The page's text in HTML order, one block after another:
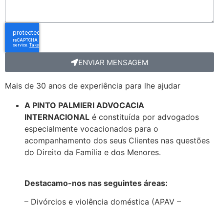
ENVIAR MENSAGEM
Mais de 30 anos de experiência para lhe ajudar
A PINTO PALMIERI ADVOCACIA
INTERNACIONAL é constituída por advogados
especialmente vocacionados para o
acompanhamento dos seus Clientes nas questões
do Direito da Família e dos Menores.
Destacamo-nos nas seguintes áreas:
– Divórcios e violência doméstica (APAV –